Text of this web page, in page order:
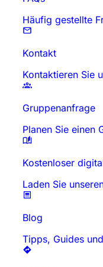
Häufig gestellte
Kontakt
Kontaktieren Sie
Gruppenanfrage
Planen Sie einen
Kostenloser
Laden Sie
Blog
Tipps, Guides